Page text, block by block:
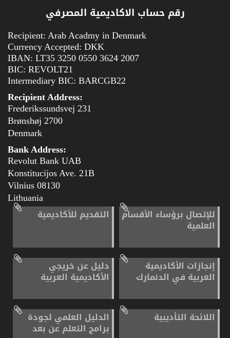
رقم حساب الاكاديمية المصرفي
Recipient: Arab Acadmy in Denmark
Currency Accepted: DKK
IBAN: LT35 3250 0550 3624 2007
BIC: REVOLT21
Intermediary BIC: BARCGB22
Recipient Address:
Frederikssundsvej 231
2700 Brønshøj
Denmark
Bank Address:
Revolut Bank UAB
Konstitucijos Ave. 21B
08130 Vilnius
Lithuania
للإتصال برؤساء الأقسام
العلمية
التقديم للأكاديمية
إنجازات الأكاديمية
العربية في الدنمارك
دليل عن خريجي
الأكاديمية العربية
اللائحة التأديبية الدليل العلمي لجودة
برامج التعلم عن بعد